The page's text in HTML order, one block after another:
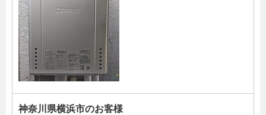
神奈川県横浜市のお客様